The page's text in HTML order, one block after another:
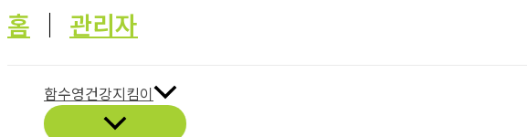
홈 │ 관리자
함수영건강지킴이